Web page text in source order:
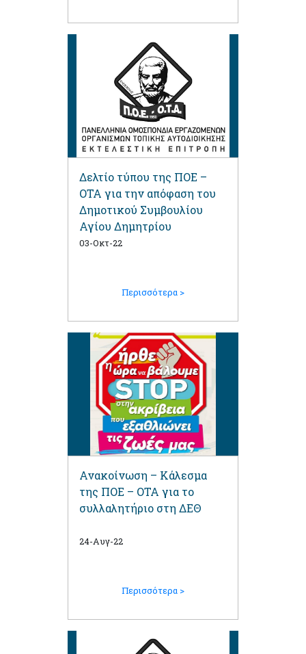
Δελτίο τύπου της ΠΟΕ –
ΟΤΑ για την απόφαση του
Δημοτικού Συμβουλίου
Αγίου Δημητρίου
03-Οκτ-22
Περισσότερα >
Ανακοίνωση – Kάλεσμα
της ΠΟΕ – ΟΤΑ για το
συλλαλητήριο στη ΔΕΘ
24-Αυγ-22
Περισσότερα >